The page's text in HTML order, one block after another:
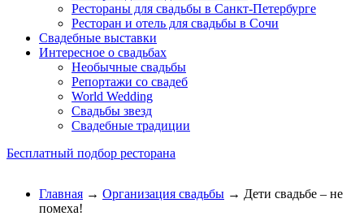
Рестораны для свадьбы в Санкт-Петербурге
Ресторан и отель для свадьбы в Сочи
Свадебные выставки
Интересное о свадьбах
Необычные свадьбы
Репортажи со свадеб
World Wedding
Свадьбы звезд
Свадебные традиции
Бесплатный подбор ресторана
Главная → Организация свадьбы → Дети свадьбе – не
помеха!